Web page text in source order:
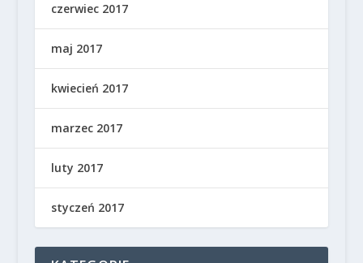
czerwiec 2017
maj 2017
kwiecień 2017
marzec 2017
luty 2017
styczeń 2017